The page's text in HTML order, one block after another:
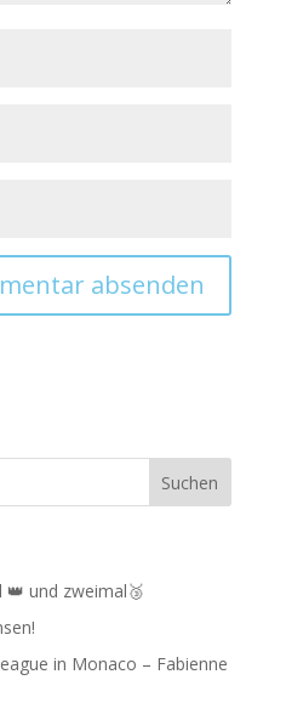
👑 und zweimal🥉
in Monaco – Fabienne